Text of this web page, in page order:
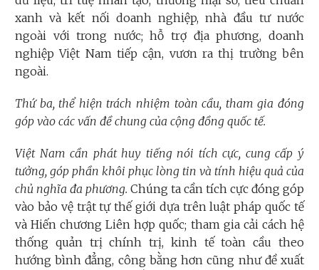
xanh và kết nối doanh nghiệp, nhà đầu tư nước
ngoài với trong nước; hỗ trợ địa phương, doanh
nghiệp Việt Nam tiếp cận, vươn ra thị trường bên
ngoài.
Thứ ba, thể hiện trách nhiệm toàn cầu, tham gia đóng
góp vào các vấn đề chung của cộng đồng quốc tế.
Việt Nam cần phát huy tiếng nói tích cực, cung cấp ý
tưởng, góp phần khôi phục lòng tin và tính hiệu quả của
chủ nghĩa đa phương. Chúng ta cần tích cực đóng góp
vào bảo vệ trật tự thế giới dựa trên luật pháp quốc tế
và Hiến chương Liên hợp quốc; tham gia cải cách hệ
thống quản trị chính trị, kinh tế toàn cầu theo
hướng bình đẳng, công bằng hơn cũng như đề xuất